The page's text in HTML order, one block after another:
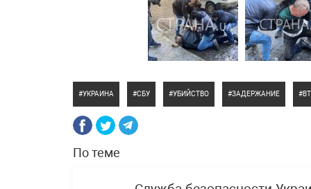
УКРАИНА СБУ УБИЙСТВО ЗАДЕРЖАНИЕ
По теме